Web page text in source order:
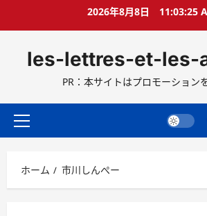
ス
ッ
2026年8月8日 11:03:26
les-lettres-et-les-
PR：本サイトはプロモーション
メ
メ
ニ
ホーム 市川しんぺー